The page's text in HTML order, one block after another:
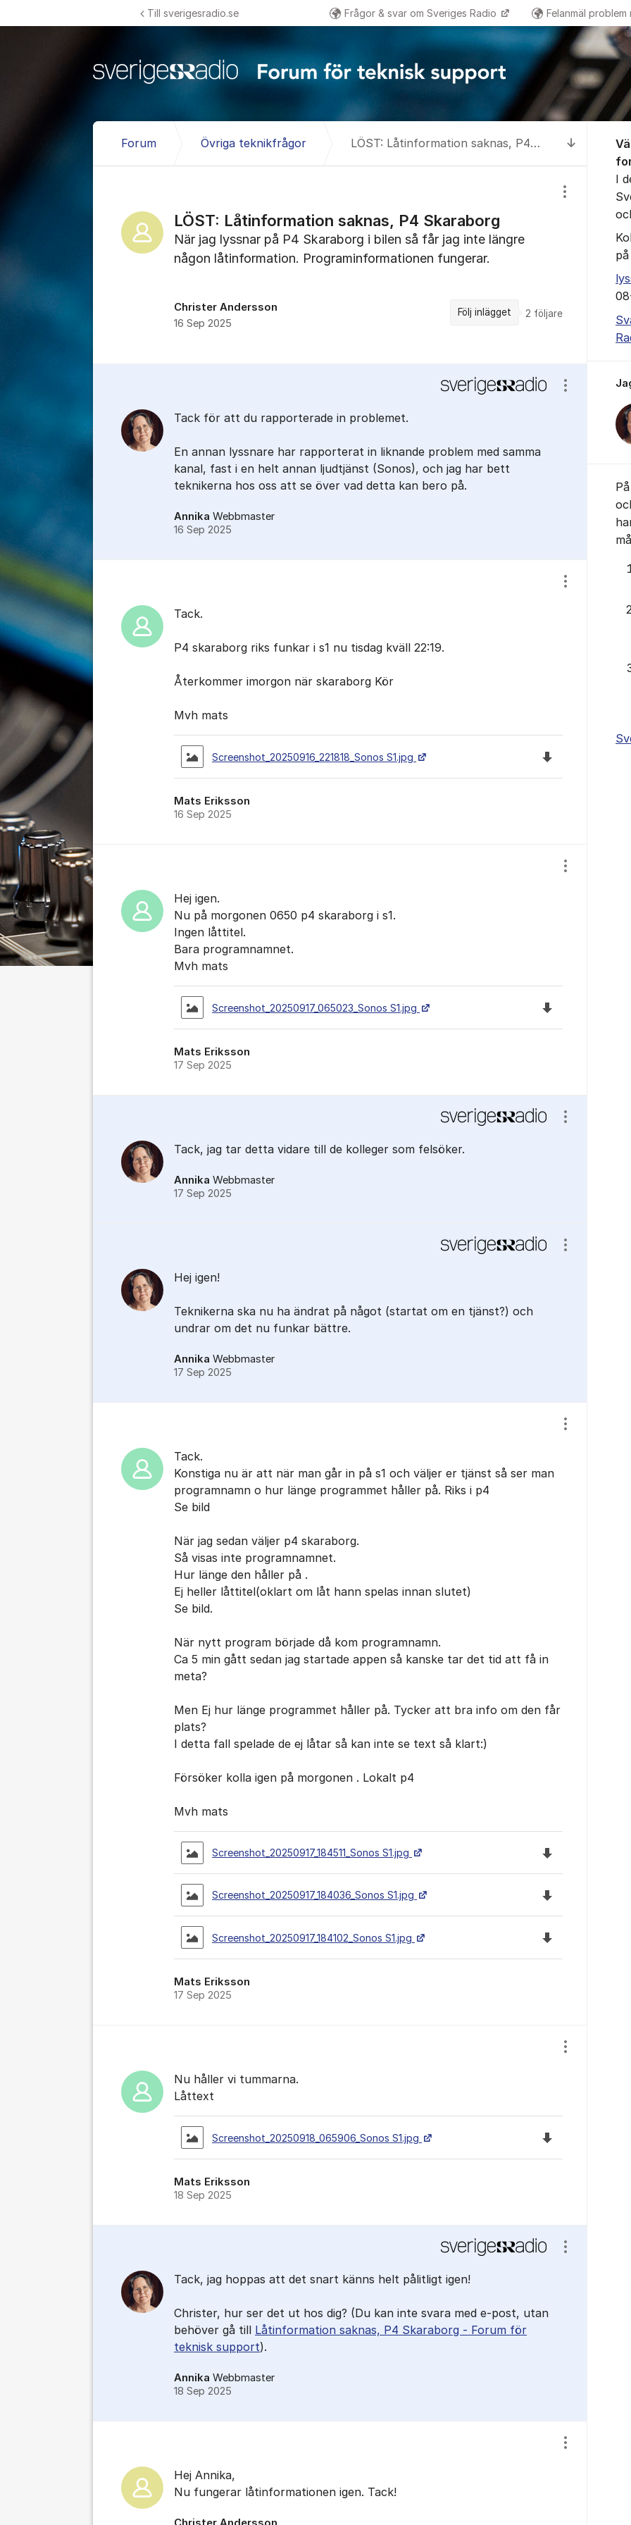
Till sverigesradio.se Frågor & svar om Sveriges Radio Felanmäl
Till
Forum Övriga teknikfrågor LÖST: Låtinformation saknas, P4 Skaraborg
LÖST: Låtinformation saknas, P4 Skaraborg
Visa/dölj
När jag lyssnar på P4 Skaraborg i bilen så får jag inte längre
någon låtinformation. Programinformationen fungerar.
Christer Andersson
16 Sep 2025
Följ inlägget 2 följare
Tack för att du rapporterade in problemet.
En annan lyssnare har rapporterat in liknande problem med samma
kanal, fast i en helt annan ljudtjänst (Sonos), och jag har bett
teknikerna hos oss att se över vad detta kan bero på.
Annika Webbmaster
16 Sep 2025
Visa/dölj
Tack.
P4 skaraborg riks funkar i s1 nu tisdag kväll 22:19.
Återkommer imorgon när skaraborg Kör
Mvh mats
Screenshot_20250916_221818_Sonos S1.jpg Ladda ned filen
Mats Eriksson
16 Sep 2025
Visa/dölj
Hej igen.
Nu på morgonen 0650 p4 skaraborg i s1.
Ingen låttitel.
Bara programnamnet.
Mvh mats
Screenshot_20250917_065023_Sonos S1.jpg Ladda ned filen
Mats Eriksson
17 Sep 2025
Visa/dölj
Tack, jag tar detta vidare till de kolleger som felsöker.
Annika Webbmaster
17 Sep 2025
Visa/dölj
Hej igen!
Teknikerna ska nu ha ändrat på något (startat om en tjänst?) och
undrar om det nu funkar bättre.
Annika Webbmaster
17 Sep 2025
Visa/dölj
Tack.
Konstiga nu är att när man går in på s1 och väljer er tjänst så ser man
programnamn o hur länge programmet håller på. Riks i p4
Se bild
När jag sedan väljer p4 skaraborg.
Så visas inte programnamnet.
Hur länge den håller på .
Ej heller låttitel(oklart om låt hann spelas innan slutet)
Se bild.
När nytt program började då kom programnamn.
Ca 5 min gått sedan jag startade appen så kanske tar det tid att få in
meta?
Men Ej hur länge programmet håller på. Tycker att bra info om den får
plats?
I detta fall spelade de ej låtar så kan inte se text så klart:)
Försöker kolla igen på morgonen . Lokalt p4
Mvh mats
Screenshot_20250917_184511_Sonos S1.jpg Ladda ned filen
Screenshot_20250917_184036_Sonos S1.jpg Ladda ned filen
Screenshot_20250917_184102_Sonos S1.jpg Ladda ned filen
Mats Eriksson
17 Sep 2025
Visa/dölj
Nu håller vi tummarna.
Låttext
Screenshot_20250918_065906_Sonos S1.jpg Ladda ned filen
Mats Eriksson
18 Sep 2025
Visa/dölj
Tack, jag hoppas att det snart känns helt pålitligt igen!
Christer, hur ser det ut hos dig? (Du kan inte svara med e-post, utan
behöver gå till Låtinformation saknas, P4 Skaraborg - Forum för
teknisk support).
Annika Webbmaster
18 Sep 2025
Visa/dölj
Hej Annika,
Nu fungerar låtinformationen igen. Tack!
Visa/dölj
I